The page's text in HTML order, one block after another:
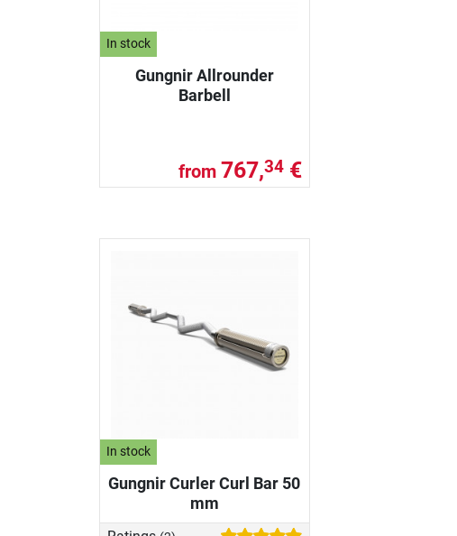
In stock
Gungnir Allrounder
Barbell
from 767,34€
In stock
Gungnir Curler Curl Bar 50
mm